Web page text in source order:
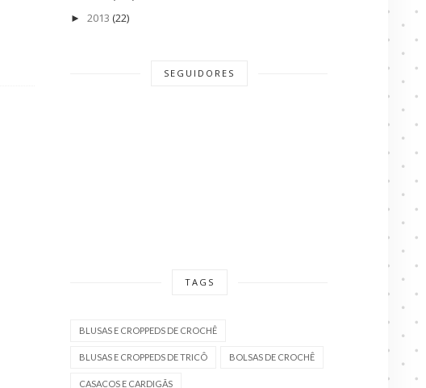
► 2013 (22)
SEGUIDORES
TAGS
BLUSAS E CROPPEDS DE CROCHÊ
BLUSAS E CROPPEDS DE TRICÔ BOLSAS DE CROCHÊ
CASACOS E CARDIGÃS